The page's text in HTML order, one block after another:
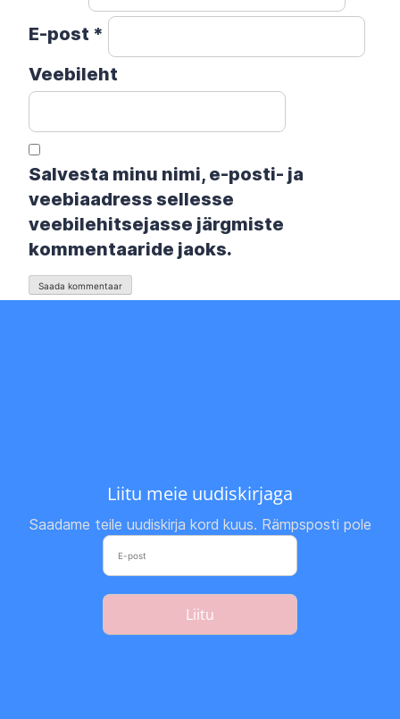
E-post *
Veebileht
Salvesta minu nimi, e-posti- ja
veebiaadress sellesse
veebilehitsejasse järgmiste
kommentaaride jaoks.
Liitu meie uudiskirjaga
Saadame teile uudiskirja kord kuus. Rämpsposti pole
Liitu